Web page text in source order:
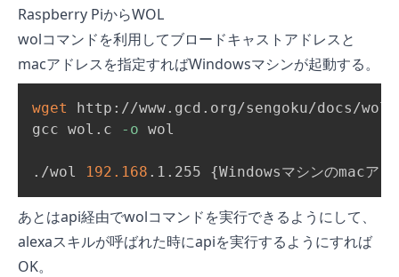
Raspberry PiからWOL
wolコマンドを利用してブロードキャストアドレスと
macアドレスを指定すればWindowsマシンが起動する。
wget
http://www.gcd.org/sengoku/docs/
gcc wol.c
-o wol
./wol 192.168 .1.255 {Windowsマシンのmacアド
あとはapi経由でwolコマンドを実行できるようにして、
alexaスキルが呼ばれた時にapiを実行するようにすれば
OK。